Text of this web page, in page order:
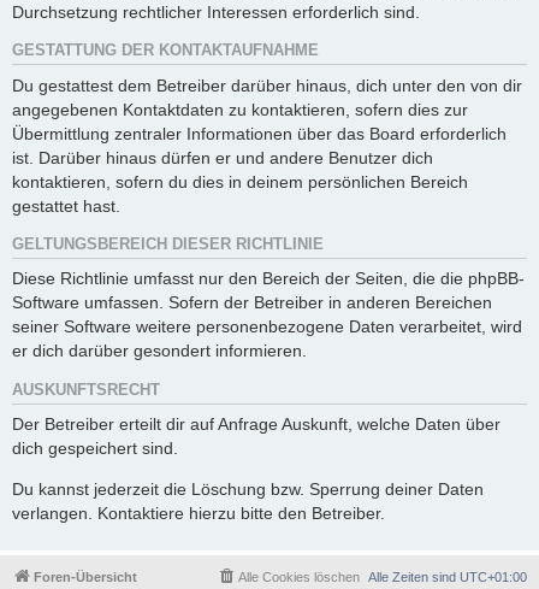
Durchsetzung rechtlicher Interessen erforderlich sind.
GESTATTUNG DER KONTAKTAUFNAHME
Du gestattest dem Betreiber darüber hinaus, dich unter den von dir
angegebenen Kontaktdaten zu kontaktieren, sofern dies zur
Übermittlung zentraler Informationen über das Board erforderlich
ist. Darüber hinaus dürfen er und andere Benutzer dich
kontaktieren, sofern du dies in deinem persönlichen Bereich
gestattet hast.
GELTUNGSBEREICH DIESER RICHTLINIE
Diese Richtlinie umfasst nur den Bereich der Seiten, die die phpBB-
Software umfassen. Sofern der Betreiber in anderen Bereichen
seiner Software weitere personenbezogene Daten verarbeitet, wird
er dich darüber gesondert informieren.
AUSKUNFTSRECHT
Der Betreiber erteilt dir auf Anfrage Auskunft, welche Daten über
dich gespeichert sind.
Du kannst jederzeit die Löschung bzw. Sperrung deiner Daten
verlangen. Kontaktiere hierzu bitte den Betreiber.
Foren-Übersicht Alle Zeiten sind UTC+01:00
Alle Cookies löschen